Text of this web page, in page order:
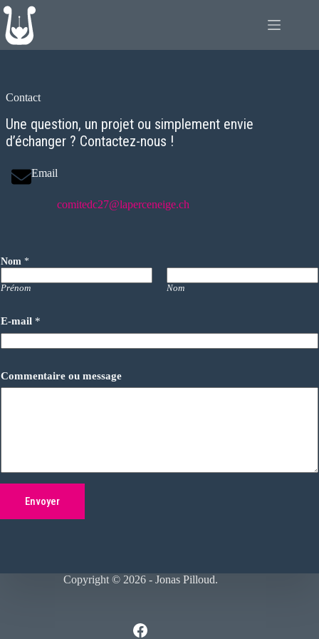
Passer
au
contenu
Contact
Une question, un projet ou simplement envie
d’échanger ? Contactez-nous !
Email
comitedc27@laperceneige.ch
Nom *
Prénom Nom
e
s
s
g
e
E-mail *
Commentaire ou message
Envoyer
Copyright © 2026 - Jonas Pilloud.
Facebook